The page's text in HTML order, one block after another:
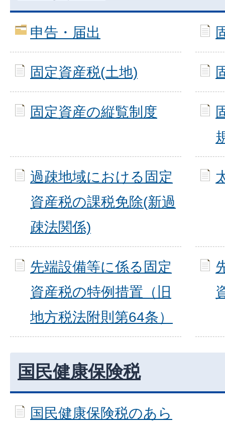
申告・届出
固定資産税(土地)
固定資産の縦覧制度
過疎地域における固定
資産税の課税免除(新過
疎法関係)
先端設備等に係る固定
資産税の特例措置（旧
地方税法附則第64条）
国民健康保険税
国民健康保険税のあら